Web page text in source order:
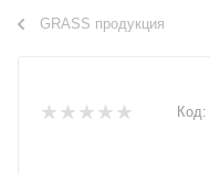
GRASS продукция
Код: